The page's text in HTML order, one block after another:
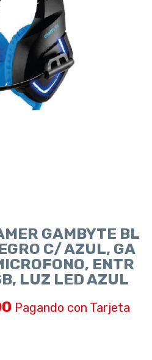
GAMBYTE BL
C/ AZUL, GA
ENTR
LUZ LED AZUL
Pagando con Tarjeta